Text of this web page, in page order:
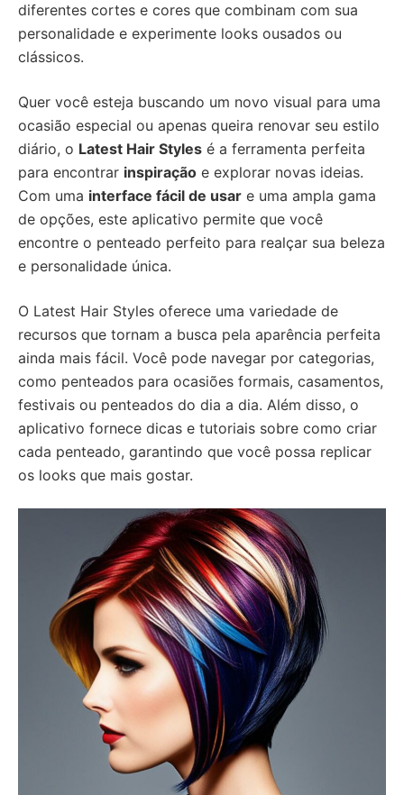
diferentes cortes e cores que combinam com sua
personalidade e experimente looks ousados ou
clássicos.
Quer você esteja buscando um novo visual para uma
ocasião especial ou apenas queira renovar seu estilo
diário, o Latest Hair Styles é a ferramenta perfeita
para encontrar inspiração e explorar novas ideias.
Com uma interface fácil de usar e uma ampla gama
de opções, este aplicativo permite que você
encontre o penteado perfeito para realçar sua beleza
e personalidade única.
O Latest Hair Styles oferece uma variedade de
recursos que tornam a busca pela aparência perfeita
ainda mais fácil. Você pode navegar por categorias,
como penteados para ocasiões formais, casamentos,
festivais ou penteados do dia a dia. Além disso, o
aplicativo fornece dicas e tutoriais sobre como criar
cada penteado, garantindo que você possa replicar
os looks que mais gostar.